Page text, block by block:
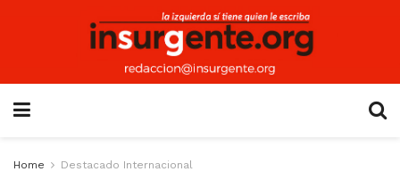
Home Destacado Internacional